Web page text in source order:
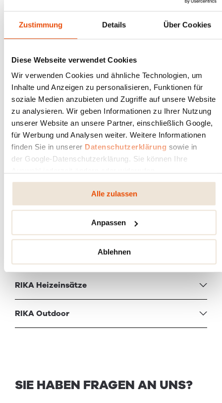
Zustimmung Details Über Cookies
Diese Webseite verwendet Cookies
Wir verwenden Cookies und ähnliche Technologien, um
Inhalte und Anzeigen zu personalisieren, Funktionen für
soziale Medien anzubieten und Zugriffe auf unsere Website
zu analysieren. Wir geben Informationen zu Ihrer Nutzung
unserer Website an unsere Partner, einschließlich Google,
für Werbung und Analysen weiter. Weitere Informationen
finden Sie in unserer Datenschutzerklärung sowie in
der Google-Datenschutzerklärung. Sie können Ihre
Alle zulassen
Anpassen
Ablehnen
OFENBILDER
Suchen Sie Bilder zu einem bestimmten Ofen?
RIKA Mod­u­lare Öfen
RIKA Pellet­öfen
RIKA Heizein­sätze
RIKA Out­door
SIE HABEN FRAGEN AN UNS?